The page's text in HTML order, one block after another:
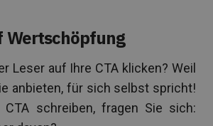
Wertschöpfung
Leser auf Ihre CTA klicken? Weil
anbieten, für sich selbst spricht!
schreiben, fragen Sie sich: